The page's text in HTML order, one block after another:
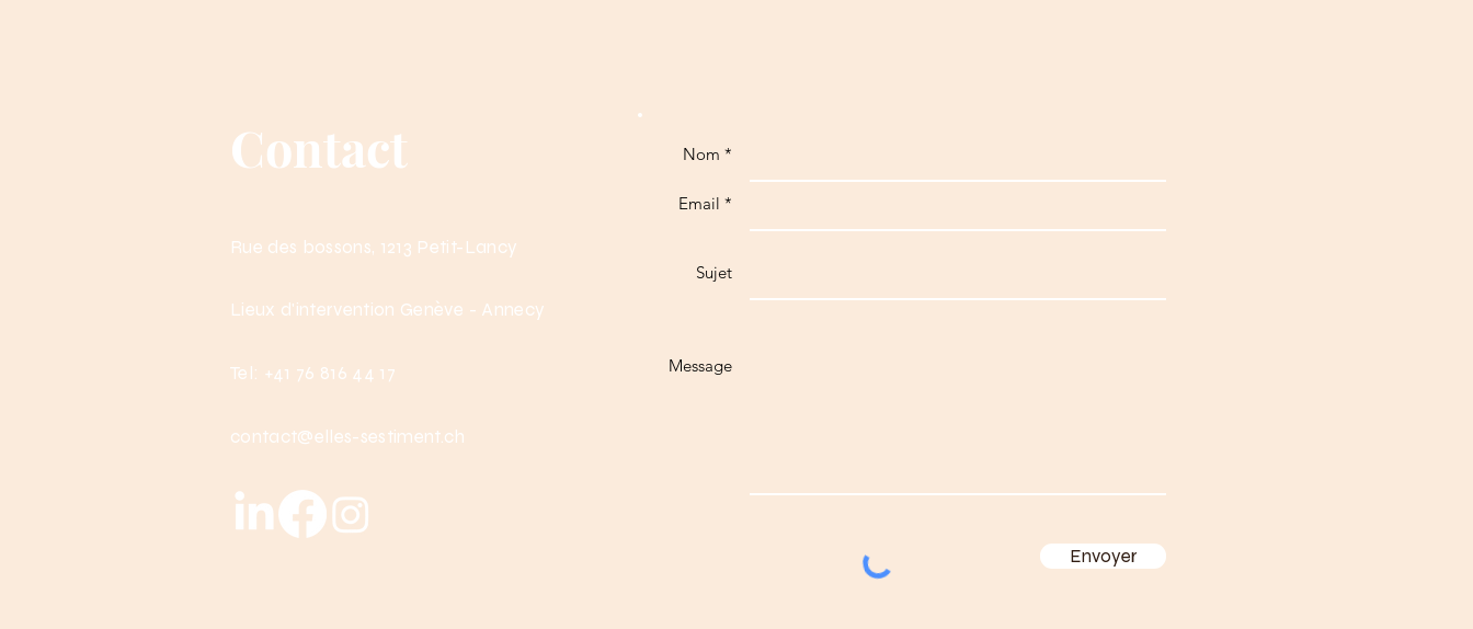
Contact
Rue des bossons, 1213 Petit-Lancy
Lieux d'intervention Genève - Annecy
Tel: +41 76 816 44 17
contact@elles-sestiment.ch
Nom *
Email *
Sujet
Message
Envoyer